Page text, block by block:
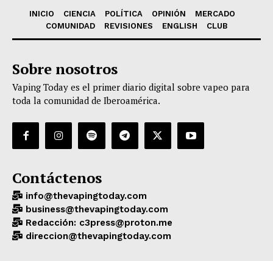
INICIO CIENCIA POLÍTICA OPINIÓN
MERCADO
COMUNIDAD
REVISIONES ENGLISH CLUB
Sobre nosotros
Vaping Today es el primer diario digital sobre vapeo para
toda la comunidad de Iberoamérica.
Contáctenos
info@thevapingtoday.com
business@thevapingtoday.com
Redacción: c3press@proton.me
direccion@thevapingtoday.com